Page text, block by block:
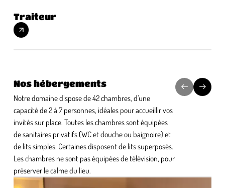
Traiteur
Nos hébergements
Notre domaine dispose de 42 chambres, d’une
capacité de 2 à 7 personnes, idéales pour accueillir vos
invités sur place. Toutes les chambres sont équipées
de sanitaires privatifs (WC et douche ou baignoire) et
de lits simples. Certaines disposent de lits superposés.
Les chambres ne sont pas équipées de télévision, pour
préserver le calme du lieu.